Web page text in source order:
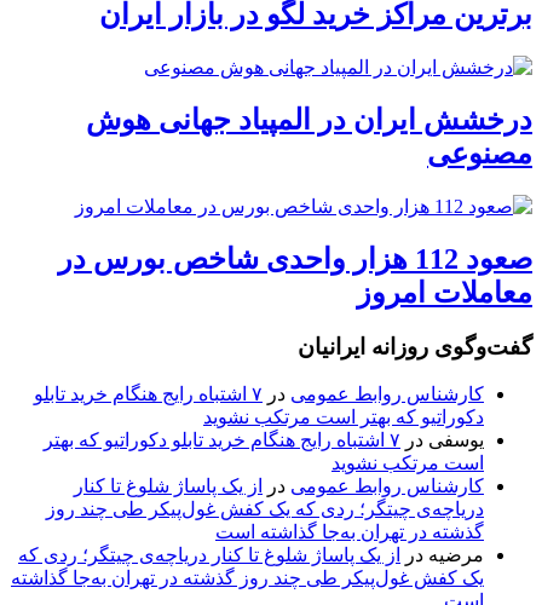
برترین مراکز خرید لگو در بازار ایران
درخشش ایران در المپیاد جهانی هوش
مصنوعی
صعود 112 هزار واحدی شاخص بورس در
معاملات امروز
گفت‌وگوی روزانه ایرانیان
کارشناس روابط عمومی در
۷ اشتباه رایج هنگام خرید تابلو
دکوراتیو که بهتر است مرتکب نشوید
یوسفی در
۷ اشتباه رایج هنگام خرید تابلو دکوراتیو که بهتر
است مرتکب نشوید
کارشناس روابط عمومی در
از یک پاساژ شلوغ تا کنار
دریاچه‌ی چیتگر؛ ردی که یک کفش غول‌پیکر طی چند روز
گذشته در تهران به‌جا گذاشته است
مرضیه در
از یک پاساژ شلوغ تا کنار دریاچه‌ی چیتگر؛ ردی که
یک کفش غول‌پیکر طی چند روز گذشته در تهران به‌جا گذاشته